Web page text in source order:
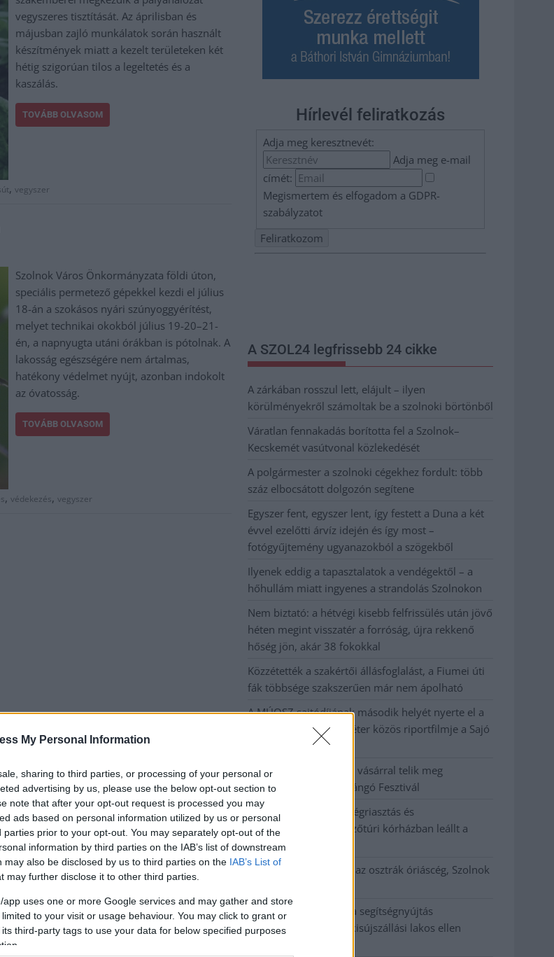
My Personal Information
sharing to third parties, or processing of your personal or
advertising by us, please use the below opt-out section to
note that after your opt-out request is processed you may
ads based on personal information utilized by us or personal
parties prior to your opt-out. You may separately opt-out of the
information by third parties on the IAB’s list of downstream
may also be disclosed by us to third parties on the IAB’s List of
may further disclose it to other third parties.
uses one or more Google services and may gather and store
to your visit or usage behaviour. You may click to grant or
third-party tags to use your data for below specified purposes
vegyszeres tisztítását. Az áprilisban és
májusban zajló munkálatok során használt
készítmények miatt a kezelt területeken két
hétig szigorúan tilos a legeltetés és a
kaszálás.
TOVÁBB OLVASOM
, vegyszer
Szolnok Város Önkormányzata földi úton,
speciális permetező gépekkel kezdi el július
18-án a szokásos nyári szúnyoggyérítést,
melyet technikai okokból július 19-20–21-
én, a napnyugta utáni órákban is pótolnak. A
lakosság egészségére nem ártalmas,
hatékony védelmet nyújt, azonban indokolt
az óvatosság.
TOVÁBB OLVASOM
, védekezés, vegyszer
Hírlevél feliratkozás
Adja meg keresztnevét:
Adja meg e-mail
címét:
Megismertem és elfogadom a GDPR-
szabályzatot
A SZOL24 legfrissebb 24 cikke
A zárkában rosszul lett, elájult – ilyen
körülményekről számoltak be a szolnoki börtönből
Váratlan fennakadás borította fel a Szolnok–
Kecskemét vasútvonal közlekedését
A polgármester a szolnoki cégekhez fordult: több
száz elbocsátott dolgozón segítene
Egyszer fent, egyszer lent, így festett a Duna a két
évvel ezelőtti árvíz idején és így most –
fotógyűjtemény ugyanazokból a szögekből
Ilyenek eddig a tapasztalatok a vendégektől – a
hőhullám miatt ingyenes a strandolás Szolnokon
Nem biztató: a hétvégi kisebb felfrissülés után jövő
héten megint visszatér a forróság, újra rekkenő
hőség jön, akár 38 fokokkal
Közzétették a szakértői állásfoglalást, a Fiumei úti
fák többsége szakszerűen már nem ápolható
A MÚOSZ sajtódíjának második helyét nyerte el a
Borsod24 és a Paraméter közös riportfilmje a Sajó
szennyezéséről
Tánccal, zeneszóval és vásárral telik meg
Jászberény, indul a Csángó Fesztivál
Meghosszabbított hőségriasztás és
vízkorlátozások, a mezőtúri kórházban leállt a
klíma
Átszervezi működését az osztrák óriáscég, Szolnok
Tragédiába torkollott a segítségnyújtás
elmulasztása, három kisújszállási lakos ellen